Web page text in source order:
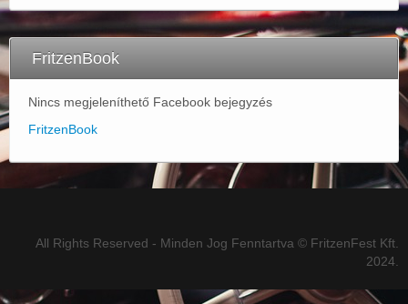
FritzenBook
Nincs megjeleníthető Facebook bejegyzés
FritzenBook
All Rights Reserved - Minden Jog Fenntartva © FritzenFest Kft.
2024.